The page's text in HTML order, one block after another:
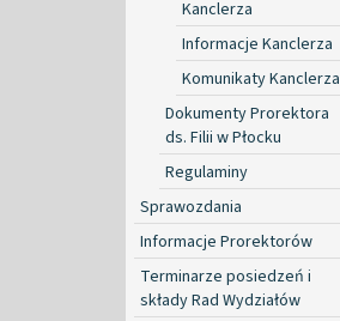
Kanclerza
Informacje Kanclerza
Komunikaty Kanclerza
Dokumenty Prorektora
ds. Filii w Płocku
Regulaminy
Sprawozdania
Informacje Prorektorów
Terminarze posiedzeń i
składy Rad Wydziałów